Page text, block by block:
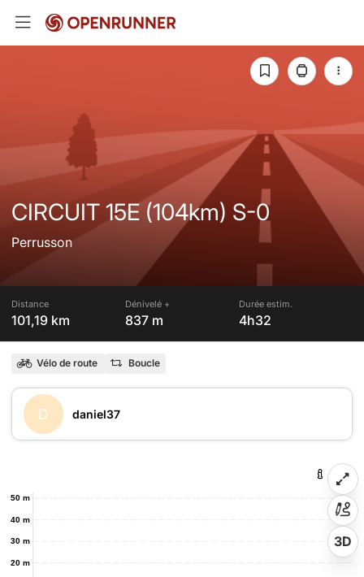
CIRCUIT 15E (104km) S-0
Perrusson
Distance
101,19 km
Dénivelé +
837 m
Durée estim.
4h32
Vélo de route Boucle
D daniel37
20 m
30 m
40 m
50 m
3D